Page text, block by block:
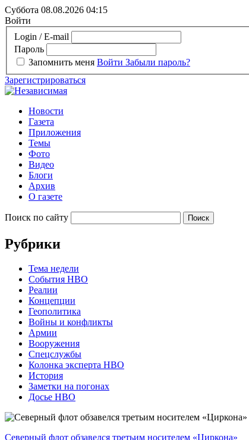
Суббота 08.08.2026 04:15
Войти
Login / E-mail
Пароль
Запомнить меня Войти Забыли пароль?
Зарегистрироваться
Новости
Газета
Приложения
Темы
Фото
Видео
Блоги
Архив
О газете
Поиск по сайту
Рубрики
Тема недели
События НВО
Реалии
Концепции
Геополитика
Войны и конфликты
Армии
Вооружения
Спецслужбы
Колонка эксперта НВО
История
Заметки на погонах
Досье НВО
Северный флот обзавелся третьим носителем «Циркона»